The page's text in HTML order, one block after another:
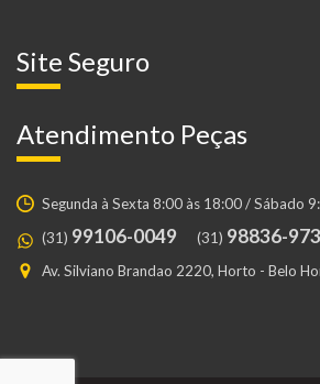
Site Seguro
Atendimento Peças
Segunda à Sexta 8:00 às 18:00 / Sábado
(31) 99106-0049 (31) 98836-
Av. Silviano Brandao 2220, Horto - Belo